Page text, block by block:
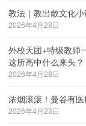
教法｜教出散文化
2026年4月28日
外校天团+特级教师
这所高中什么来头？
2026年4月28日
浓烟滚滚！曼谷有
2026年4月23日